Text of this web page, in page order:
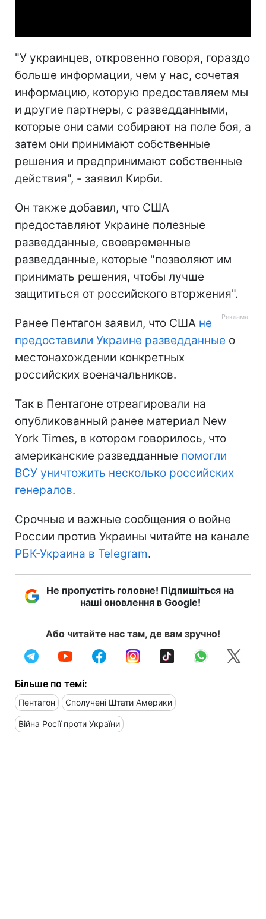
"У украинцев, откровенно говоря, гораздо
больше информации, чем у нас, сочетая
информацию, которую предоставляем мы
и другие партнеры, с разведданными,
которые они сами собирают на поле боя, а
затем они принимают собственные
решения и предпринимают собственные
действия", - заявил Кирби.
Он также добавил, что США
предоставляют Украине полезные
разведданные, своевременные
разведданные, которые "позволяют им
принимать решения, чтобы лучше
защититься от российского вторжения".
Ранее Пентагон заявил, что США не
предоставили Украине разведданные о
местонахождении конкретных
российских военачальников.
Так в Пентагоне отреагировали на
опубликованный ранее материал New
York Times, в котором говорилось, что
американские разведданные помогли
ВСУ уничтожить несколько российских
генералов.
Срочные и важные сообщения о войне
России против Украины читайте на канале
РБК-Украина в Telegram.
Не пропустіть головне! Підпишіться на
наші оновлення в Google!
Або читайте нас там, де вам зручно!
Більше по темі:
Пентагон Сполучені Штати Америки
Війна Росії проти України